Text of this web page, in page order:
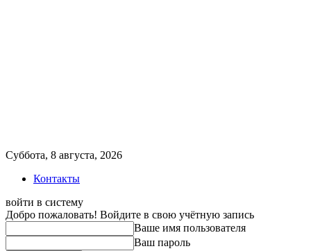
Суббота, 8 августа, 2026
Контакты
войти в систему
Добро пожаловать! Войдите в свою учётную запись
Ваше имя пользователя
Ваш пароль